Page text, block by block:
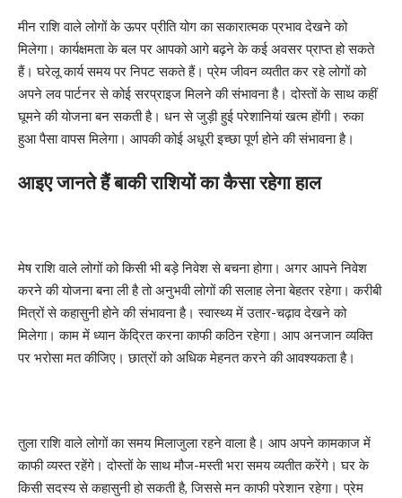
मीन राशि वाले लोगों के ऊपर प्रीति योग का सकारात्मक प्रभाव देखने को
मिलेगा। कार्यक्षमता के बल पर आपको आगे बढ़ने के कई अवसर प्राप्त हो सकते
हैं। घरेलू कार्य समय पर निपट सकते हैं। प्रेम जीवन व्यतीत कर रहे लोगों को
अपने लव पार्टनर से कोई सरप्राइज मिलने की संभावना है। दोस्तों के साथ कहीं
घूमने की योजना बन सकती है। धन से जुड़ी हुई परेशानियां खत्म होंगी। रुका
हुआ पैसा वापस मिलेगा। आपकी कोई अधूरी इच्छा पूर्ण होने की संभावना है।
आइए जानते हैं बाकी राशियों का कैसा रहेगा हाल
मेष राशि वाले लोगों को किसी भी बड़े निवेश से बचना होगा। अगर आपने निवेश
करने की योजना बना ली है तो अनुभवी लोगों की सलाह लेना बेहतर रहेगा। करीबी
मित्रों से कहासुनी होने की संभावना है। स्वास्थ्य में उतार-चढ़ाव देखने को
मिलेगा। काम में ध्यान केंद्रित करना काफी कठिन रहेगा। आप अनजान व्यक्ति
पर भरोसा मत कीजिए। छात्रों को अधिक मेहनत करने की आवश्यकता है।
तुला राशि वाले लोगों का समय मिलाजुला रहने वाला है। आप अपने कामकाज में
काफी व्यस्त रहेंगे। दोस्तों के साथ मौज-मस्ती भरा समय व्यतीत करेंगे। घर के
किसी सदस्य से कहासुनी हो सकती है, जिससे मन काफी परेशान रहेगा। प्रेम